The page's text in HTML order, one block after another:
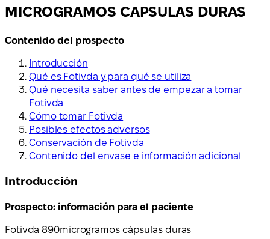
MICROGRAMOS CAPSULAS DURAS
Contenido del prospecto
Introducción
Qué es Fotivda y para qué se utiliza
Qué necesita saber antes de empezar a tomar
Fotivda
Cómo tomar Fotivda
Posibles efectos adversos
Conservación de Fotivda
Contenido del envase e información adicional
Introducción
Prospecto: información para el paciente
Fotivda 890microgramos cápsulas duras